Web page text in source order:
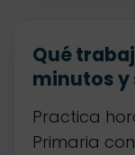
Qué
minutos y
Practica
Primaria